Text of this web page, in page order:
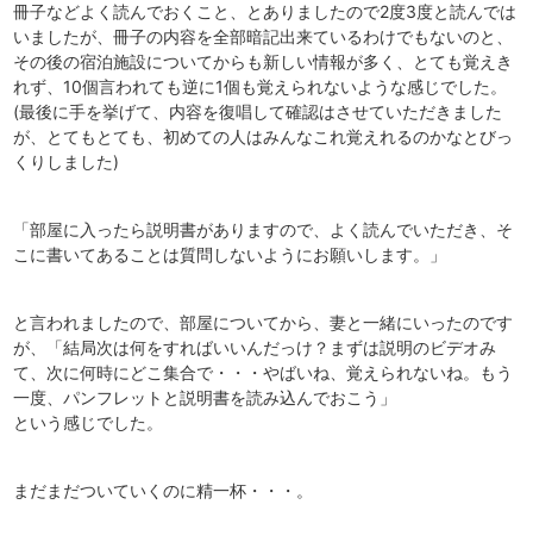
冊子などよく読んでおくこと、とありましたので2度3度と読んでは
いましたが、冊子の内容を全部暗記出来ているわけでもないのと、
その後の宿泊施設についてからも新しい情報が多く、とても覚えき
れず、10個言われても逆に1個も覚えられないような感じでした。
(最後に手を挙げて、内容を復唱して確認はさせていただきました
が、とてもとても、初めての人はみんなこれ覚えれるのかなとびっ
くりしました)
「部屋に入ったら説明書がありますので、よく読んでいただき、そ
こに書いてあることは質問しないようにお願いします。」
と言われましたので、部屋についてから、妻と一緒にいったのです
が、「結局次は何をすればいいんだっけ？まずは説明のビデオみ
て、次に何時にどこ集合で・・・やばいね、覚えられないね。もう
一度、パンフレットと説明書を読み込んでおこう」
という感じでした。
まだまだついていくのに精一杯・・・。